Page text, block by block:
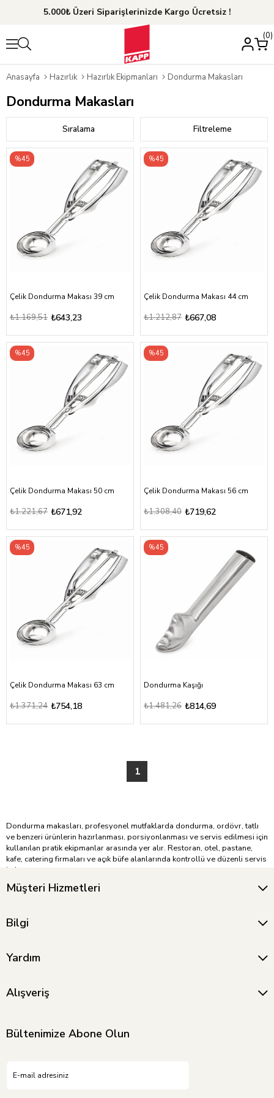
5.000₺ Üzeri Siparişlerinizde Kargo Ücretsiz !
0
Anasayfa Hazırlık Hazırlık Ekipmanları Dondurma Makasları
Dondurma Makasları
Filtreleme
Sıralama
Çelik Dondurma Makası 39 cm
₺643,23
₺1.169,51
%45
Çelik Dondurma Makası 44 cm
₺667,08
₺1.212,87
%45
Çelik Dondurma Makası 50 cm
₺671,92
₺1.221,67
%45
Çelik Dondurma Makası 56 cm
₺719,62
₺1.308,40
%45
Çelik Dondurma Makası 63 cm
₺754,18
₺1.371,24
%45
Dondurma Kaşığı
₺814,69
₺1.481,26
%45
1
Dondurma makasları, profesyonel mutfaklarda dondurma, ordövr, tatlı
ve benzeri ürünlerin hazırlanması, porsiyonlanması ve servis edilmesi için
kullanılan pratik ekipmanlar arasında yer alır. Restoran, otel, pastane,
kafe, catering firmaları ve açık büfe alanlarında kontrollü ve düzenli servis
imkanı sunar.
Bu kategoride farklı ölçü seçeneklerine sahip çelik dondurma makası
ve servis edilmesine yardımcı olur. Farklı uzunluk seçenekleri sayesinde
Dayanıklı çelik yapısı, kolay temizlenebilir yüzeyi ve profesyonel
kullanıma uygun tasarımıyla dondurma makasları yoğun işletme
inceleyebilirsiniz.
Müşteri Hizmetleri
Bilgi
Yardım
Alışveriş
Bültenimize Abone Olun